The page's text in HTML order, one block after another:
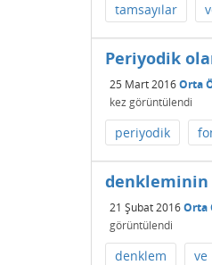
tamsayılar
Periyodik
25 Mart 2016Orta
kez görüntülendi
periyodik
denkleminin
21 Şubat 2016Orta
görüntülendi
denklem ve